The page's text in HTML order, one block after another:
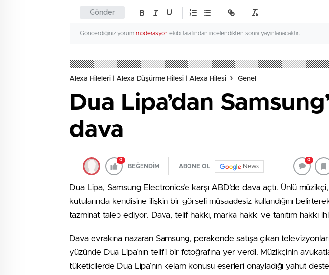
Gönder
Gönderdiğiniz yorum moderasyon ekibi tarafından incelendikten sonra yayınlanacaktır.
Alexa Hileleri | Alexa Düşürme Hilesi | Alexa Hilesi Genel
Dua Lipa’dan
dava
0
BEĞENDİM ABONE OL News
0
Dua Lipa, Samsung Electronics’e karşı ABD’de dava açtı. Ünlü
kutularında kendisine ilişkin bir görseli müsaadesiz kullandığını
tazminat talep ediyor. Dava, telif hakkı, marka hakkı ve tanıtım hakkı
Dava evrakına nazaran Samsung, perakende satışa çıkan
yüzünde Dua Lipa’nın telifli bir fotoğrafına yer verdi. Müzikçinin
tüketicilerde Dua Lipa’nın kelam konusu eserleri onayladığı yahut